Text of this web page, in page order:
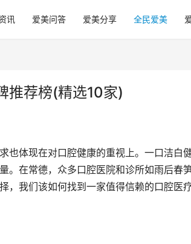
讯 爱美问答 爱美分享 全民爱美
推荐榜(精选10家)
也体现在对口腔健康的重视上。一口洁白
。在常德，众多口腔医院和诊所如雨后春
，我们该如何找到一家值得信赖的口腔医